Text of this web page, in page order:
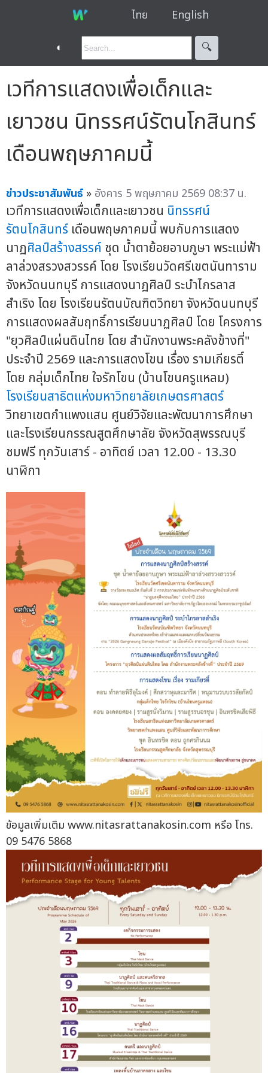
ไทย English
◐ 🔍︎
เวทีการแสดงเพื่อเด็กและ
เยาวชน นิทรรศน์รัตนโกสินทร์
เดือนพฤษภาคมนี้
ข่าวประชาสัมพันธ์ » อังคาร 5 พฤษภาคม 2569 08:37 น.
เวทีการแสดงเพื่อเด็กและเยาวชน นิทรรศน์
รัตนโกสินทร์ เดือนพฤษภาคมนี้ พบกับการแสดง
นาฏศิลป์สร้างสรรค์ ชุด น้ำตาย้อยอาบภูษา พระแม่ฟ้า
ลาล่วงสรวงสวรรค์ โดย โรงเรียนวัดศรีเขตนันทาราม
จังหวัดนนทบุรี การแสดงนาฏศิลป์ ระบำไกรลาส
สำเริง โดย โรงเรียนรัตนบัณฑิตวิทยา จังหวัดนนทบุรี
การแสดงผลสัมฤทธิ์การเรียนนาฏศิลป์ โดย โครงการ
"ยุวศิลป์แผ่นดินไทย โดย สำนักงานพระคลังข้างที่"
ประจำปี 2569 และการแสดงโขน เรื่อง รามเกียรติ์
โดย กลุ่มเด็กไทย ใจรักโขน (บ้านโขนครูแหลม)
โรงเรียนสาธิตแห่งมหาวิทยาลัยเกษตรศาสตร์
วิทยาเขตกำแพงแสน ศูนย์วิจัยและพัฒนาการศึกษา
และโรงเรียนกรรณสูตศึกษาลัย จังหวัดสุพรรณบุรี
ชมฟรี ทุกวันเสาร์ - อาทิตย์ เวลา 12.00 - 13.30
นาฬิกา
ข้อมูลเพิ่มเติม www.nitasrattanakosin.com หรือ โทร.
09 5476 5868